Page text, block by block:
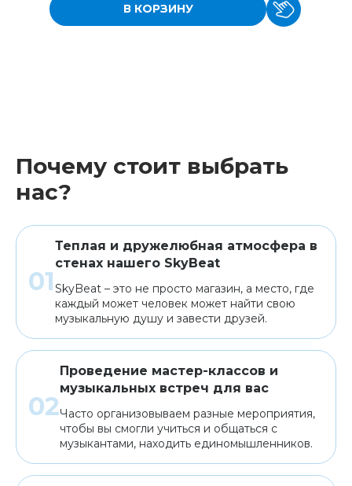
В КОРЗИНУ
Почему стоит выбрать
нас?
Теплая и дружелюбная атмосфера в
стенах нашего SkyBeat
SkyBeat – это не просто магазин, а место, где
каждый может человек может найти свою
музыкальную душу и завести друзей.
Проведение мастер-классов и
музыкальных встреч для вас
Часто организовываем разные мероприятия,
чтобы вы смогли учиться и общаться с
музыкантами, находить единомышленников.